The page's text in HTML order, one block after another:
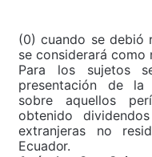
(0) cuando se debió
se considerará como
Para los sujetos
presentación de la
sobre aquellos
obtenido
extranjeras no
Ecuador.